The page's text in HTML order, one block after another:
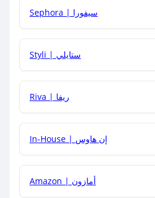
كود خصم مع العروض الأخرى؟
Sephora | سيفورا
Styli | ستايلي
Riva | ريفا
In-House | إن هاوس
Amazon | أمازون